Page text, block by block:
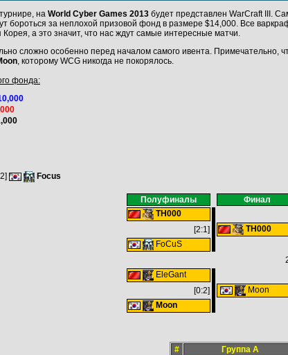
на World Cyber Games 2013 будет представлен WarCraft III.
бороться за неплохой призовой фонд в размере $14,000. Все
а это значит, что нас ждут самые интересные матчи.
сложно особенно перед началом самого ивента. Примечательно,
, которому WCG никогда не покорялось.
фонда:
Focus
Полуфиналы Финал
TH000
[2:1]
TH000
FoCuS
EleGant
[0:2]
Moon
Moon
# Группа А